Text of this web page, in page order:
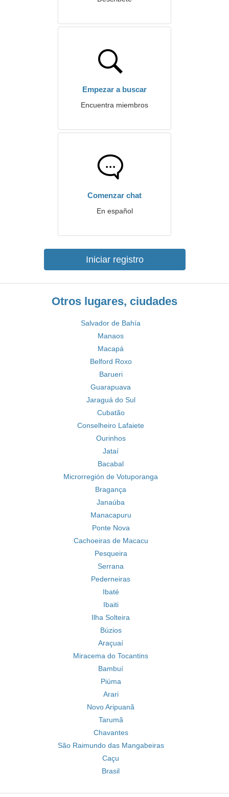
Empezar a buscar
Encuentra miembros
Comenzar chat
En español
Iniciar registro
Otros lugares, ciudades
Salvador de Bahía
Manaos
Macapá
Belford Roxo
Barueri
Guarapuava
Jaraguá do Sul
Cubatão
Conselheiro Lafaiete
Ourinhos
Jataí
Bacabal
Microrregión de Votuporanga
Bragança
Janaúba
Manacapuru
Ponte Nova
Cachoeiras de Macacu
Pesqueira
Serrana
Pederneiras
Ibaté
Ibaiti
Ilha Solteira
Búzios
Araçuaí
Miracema do Tocantins
Bambuí
Piúma
Arari
Novo Aripuanã
Tarumã
Chavantes
São Raimundo das Mangabeiras
Caçu
Brasil